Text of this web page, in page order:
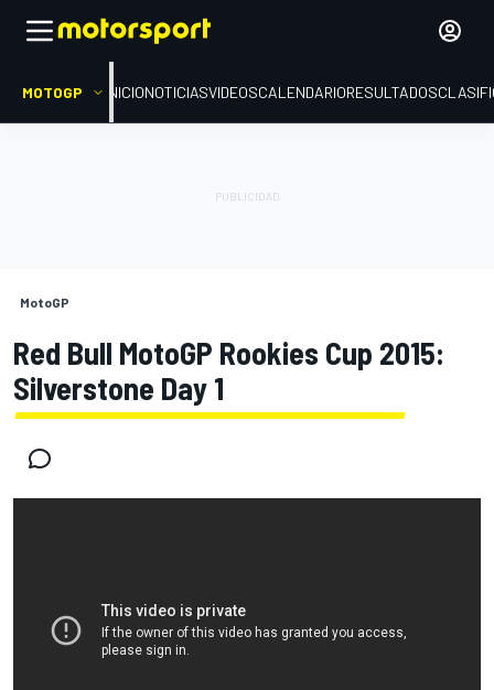
MOTOGP INICIONOTICIASVIDEOSCALENDARIORESULTADOS
MotoGP
Red Bull MotoGP Rookies Cup 2015:
Silverstone Day 1